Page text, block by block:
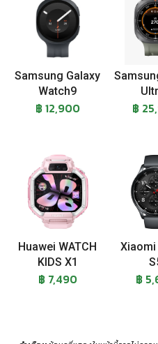
Samsung Galaxy
Watch9
฿ 12,900 ฿
Huawei WATCH
KIDS X1
฿ 7,490
Xiaomi
฿